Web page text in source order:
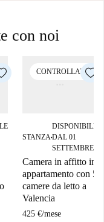
con noi
CONTROLLATO
STANZA■
DISPONIBILE
DAL 01
SETTEMBRE
Camera in affitto in
appartamento con 5
camere da letto a
Valencia
425 €/mese